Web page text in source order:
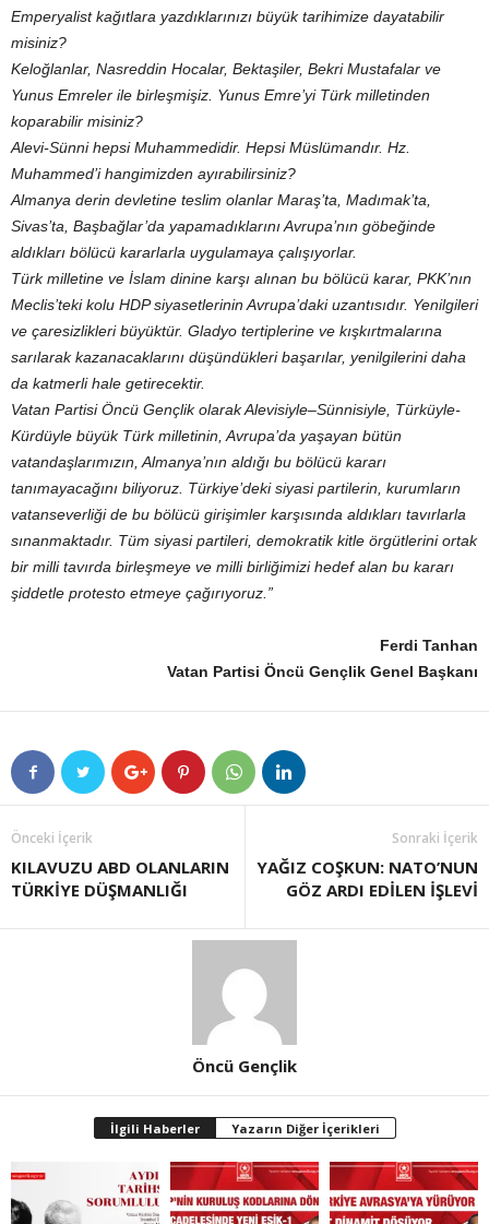
Emperyalist kağıtlara yazdıklarınızı büyük tarihimize dayatabilir
misiniz?
Keloğlanlar, Nasreddin Hocalar, Bektaşiler, Bekri Mustafalar ve
Yunus Emreler ile birleşmişiz. Yunus Emre’yi Türk milletinden
koparabilir misiniz?
Alevi-Sünni hepsi Muhammedidir. Hepsi Müslümandır. Hz.
Muhammed’i hangimizden ayırabilirsiniz?
Almanya derin devletine teslim olanlar Maraş’ta, Madımak’ta,
Sivas’ta, Başbağlar’da yapamadıklarını Avrupa’nın göbeğinde
aldıkları bölücü kararlarla uygulamaya çalışıyorlar.
Türk milletine ve İslam dinine karşı alınan bu bölücü karar, PKK’nın
Meclis’teki kolu HDP siyasetlerinin Avrupa’daki uzantısıdır. Yenilgileri
ve çaresizlikleri büyüktür. Gladyo tertiplerine ve kışkırtmalarına
sarılarak kazanacaklarını düşündükleri başarılar, yenilgilerini daha
da katmerli hale getirecektir.
Vatan Partisi Öncü Gençlik olarak Alevisiyle–Sünnisiyle, Türküyle-
Kürdüyle büyük Türk milletinin, Avrupa’da yaşayan bütün
vatandaşlarımızın, Almanya’nın aldığı bu bölücü kararı
tanımayacağını biliyoruz. Türkiye’deki siyasi partilerin, kurumların
vatanseverliği de bu bölücü girişimler karşısında aldıkları tavırlarla
sınanmaktadır. Tüm siyasi partileri, demokratik kitle örgütlerini ortak
bir milli tavırda birleşmeye ve milli birliğimizi hedef alan bu kararı
şiddetle protesto etmeye çağırıyoruz.”
Ferdi Tanhan
Vatan Partisi Öncü Gençlik Genel Başkanı
Önceki İçerik
KILAVUZU ABD OLANLARIN
TÜRKİYE DÜŞMANLIĞI
Sonraki İçerik
YAĞIZ COŞKUN: NATO’NUN
GÖZ ARDI EDİLEN İŞLEVİ
Öncü Gençlik
İlgili Haberler Yazarın Diğer İçerikleri